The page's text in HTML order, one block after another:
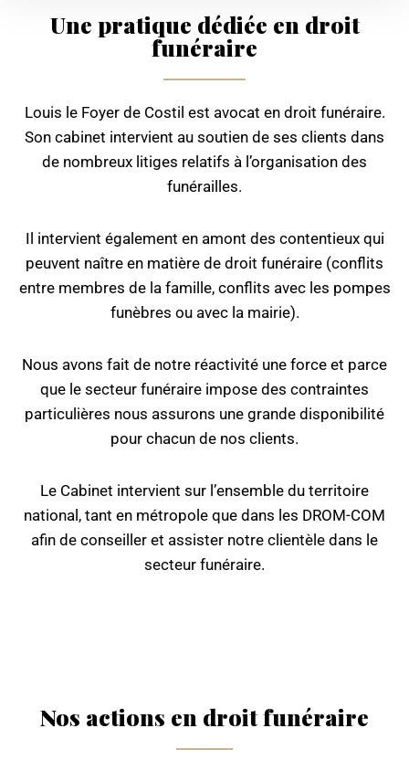
Une pratique dédiée en droit
funéraire
Louis le Foyer de Costil est avocat en droit funéraire.
Son cabinet intervient au soutien de ses clients dans
de nombreux litiges relatifs à l’organisation des
funérailles.
Il intervient également en amont des contentieux qui
peuvent naître en matière de droit funéraire (conflits
entre membres de la famille, conflits avec les pompes
funèbres ou avec la mairie).
Nous avons fait de notre réactivité une force et parce
que le secteur funéraire impose des contraintes
particulières nous assurons une grande disponibilité
pour chacun de nos clients.
Le Cabinet intervient sur l’ensemble du territoire
national, tant en métropole que dans les DROM-COM
afin de conseiller et assister notre clientèle dans le
secteur funéraire.
Nos actions en droit funéraire